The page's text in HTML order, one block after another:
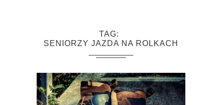
TAG
SENIORZY JAZDA NA ROLKACH